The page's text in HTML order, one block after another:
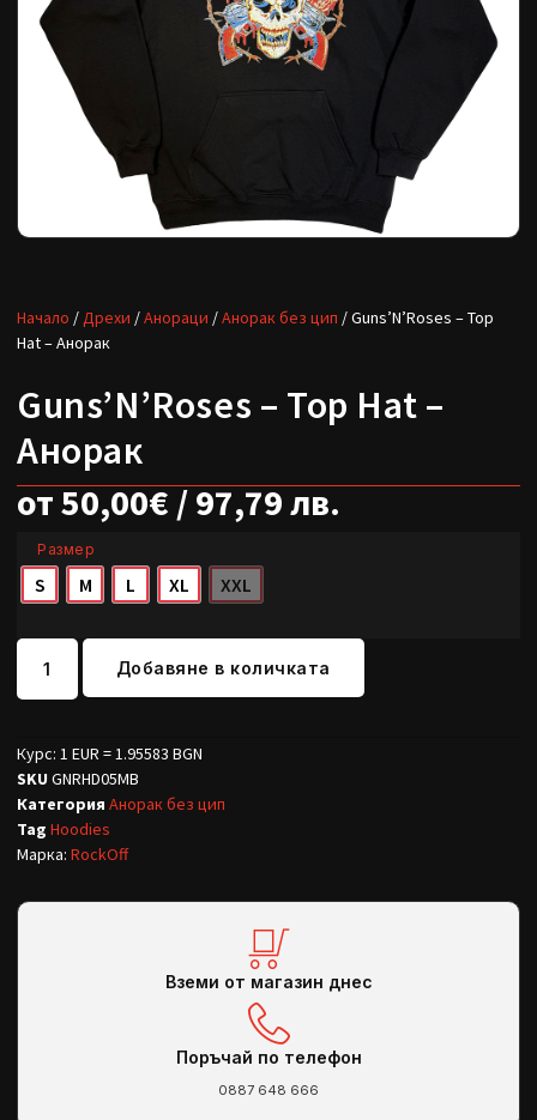
Начало /Дрехи /Анораци /Анорак без цип / Guns’N’Roses – Top
Hat – Анорак
Guns’N’Roses – Top Hat –
Анорак
от50,00€/ 97,79 лв.
Размер
S M L XL XXL
Добавяне в количката
Курс: 1 EUR = 1.95583 BGN
SKU GNRHD05MB
Категория Анорак без цип
Tag Hoodies
Марка: RockOff
Вземи от магазин днес
Поръчай по телефон
0887 648 666